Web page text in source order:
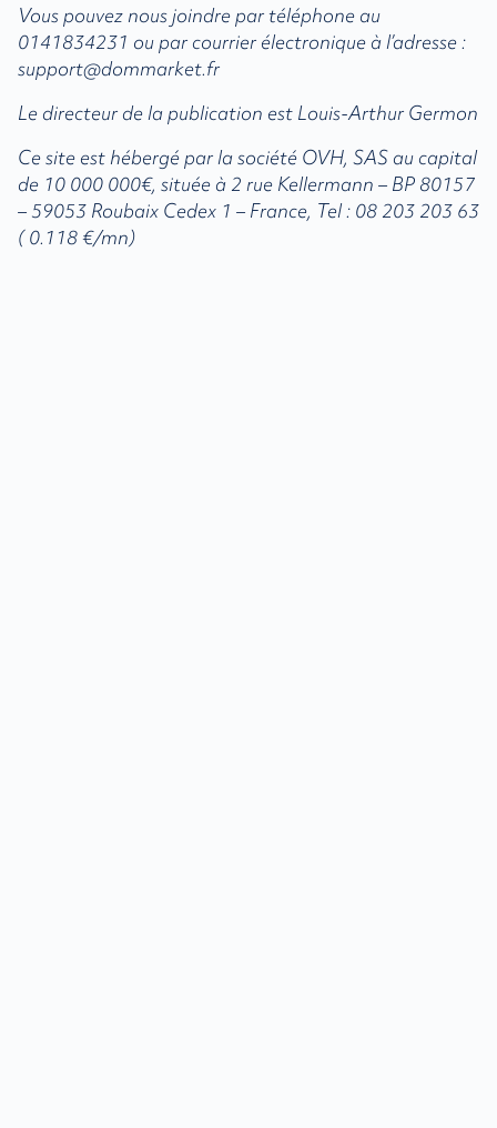
Vous pouvez nous joindre par téléphone au
0141834231 ou par courrier électronique à l’adresse :
support@dommarket.fr
Le directeur de la publication est Louis-Arthur Germon
Ce site est hébergé par la société OVH, SAS au capital
de 10 000 000€, située à 2 rue Kellermann – BP 80157
– 59053 Roubaix Cedex 1 – France, Tel : 08 203 203 63
( 0.118 €/mn)